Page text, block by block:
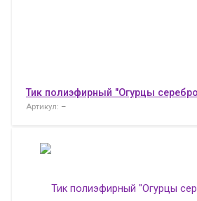
Тик полиэфирный "Огурцы
Артикул: –